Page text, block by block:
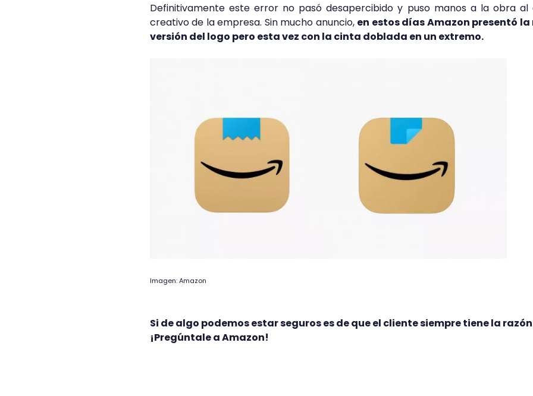
Definitivamente este error no pasó desapercibido y puso manos a la obra al
creativo de la empresa. Sin mucho anuncio, en estos días Amazon presentó la
versión del logo pero esta vez con la cinta doblada en un extremo.
Imagen: Amazon
Si de algo podemos estar seguros es de que el cliente siempre tiene la
¡Pregúntale a Amazon!